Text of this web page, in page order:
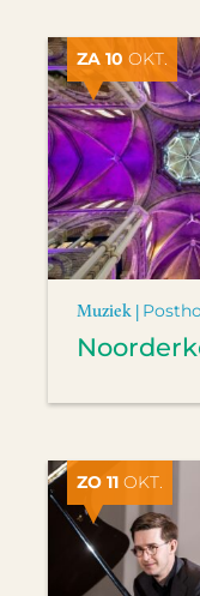
ZA 10 OKT.
Muziek |
ZO 11 OKT.